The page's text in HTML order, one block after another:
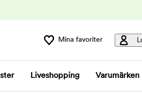
Mina favoriter
Liveshopping Varumärken